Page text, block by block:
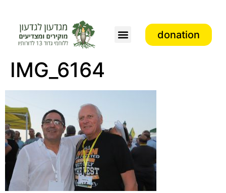
donation
IMG_6164